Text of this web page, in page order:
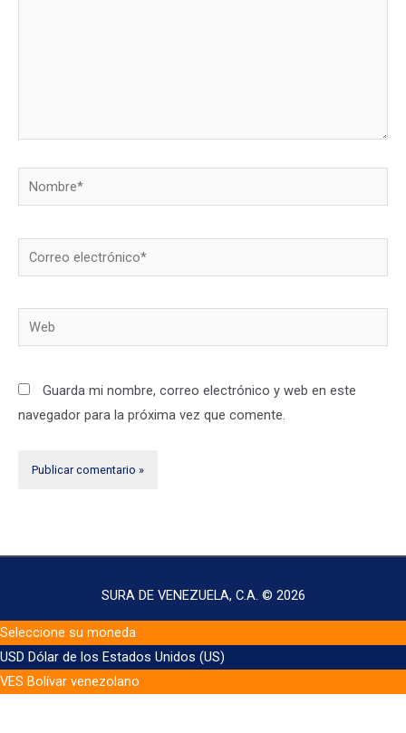
Nombre*
Correo
electrónico*
Web
Guarda mi nombre, correo electrónico y web en este
navegador para la próxima vez que comente.
SURA DE VENEZUELA, C.A. © 2026
Seleccione su moneda
USD Dólar de los Estados Unidos (US)
VES Bolívar venezolano